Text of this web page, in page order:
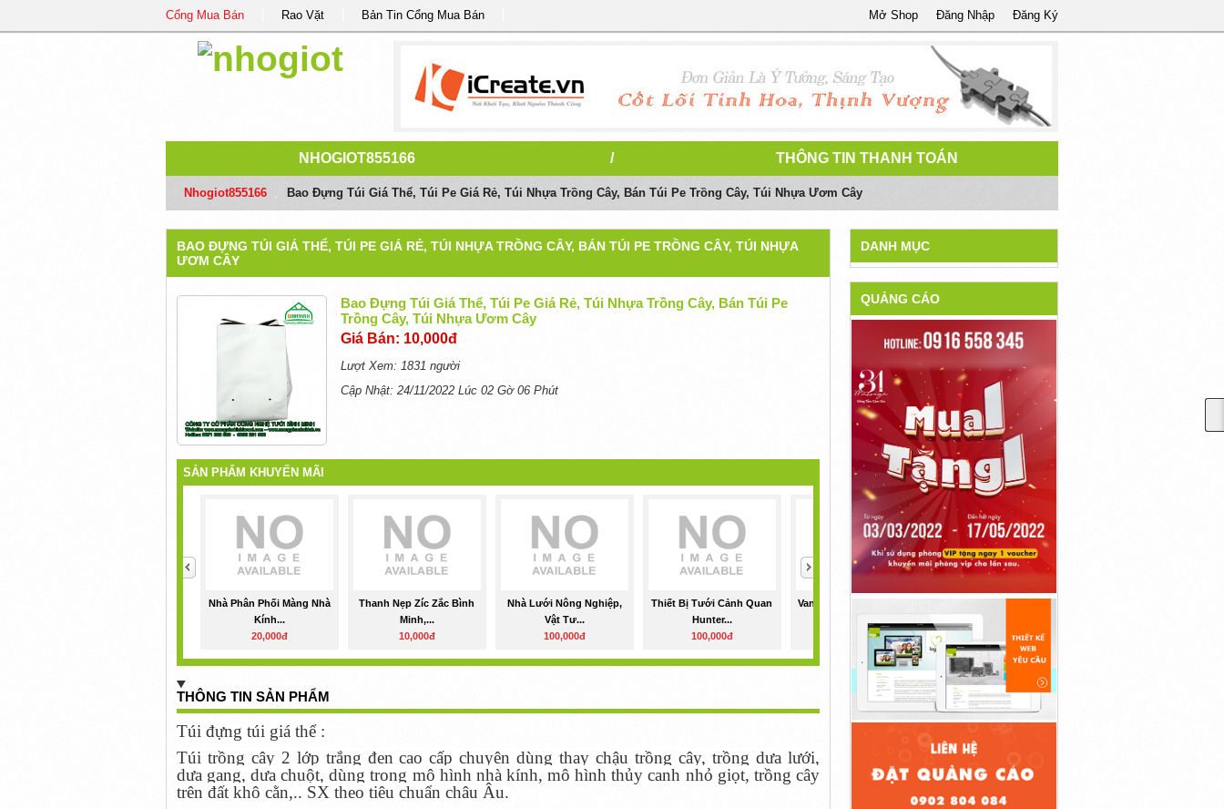
Cổng Mua Bán Rao Vặt Bản Tin Cổng Mua Bán Đăng Ký
Đăng Nhập
Mở Shop
NHOGIOT855166 / THÔNG TIN THANH TOÁN
Nhogiot855166 Bao Đựng Túi Giá Thể, Túi Pe Giá Rẻ, Túi Nhựa Trồng Cây, Bán Túi Pe Trồng Cây, Túi Nhựa Ươm Cây
BAO ĐỰNG TÚI GIÁ THỂ, TÚI PE GIÁ RẺ, TÚI NHỰA TRỒNG CÂY, BÁN TÚI PE TRỒNG CÂY, TÚI NHỰA
ƯƠM CÂY
Bao Đựng Túi Giá Thể, Túi Pe Giá Rẻ, Túi Nhựa Trồng Cây, Bán Túi Pe
Trồng Cây, Túi Nhựa Ươm Cây
Giá Bán: 10,000đ
Lượt Xem: 1831 người
Cập Nhật: 24/11/2022 Lúc 02 Gờ 06 Phút
SẢN PHẨM KHUYẾN MÃI
Nhà Phân Phối Màng Nhà
Kính...
20,000đ
Thanh Nẹp Zíc Zắc Bình
Minh,...
10,000đ
Nhà Lưới Nông Nghiệp,
Vật Tư...
100,000đ
Thiết Bị Tưới Cảnh Quan
Hunter...
100,000đ
Van Điều Khiển Tưới Tự...
10,000đ
>
THÔNG TIN SẢN PHẨM
Túi đựng túi giá thể :
Túi trồng cây 2 lớp trắng đen cao cấp chuyên dùng thay chậu trồng cây, trồng dưa lưới,
dưa gang, dưa chuột, dùng trong mô hình nhà kính, mô hình thủy canh nhỏ giọt, trồng cây
trên đất khô cằn,.. SX theo tiêu chuẩn châu Âu.
DANH MỤC
QUẢNG CÁO